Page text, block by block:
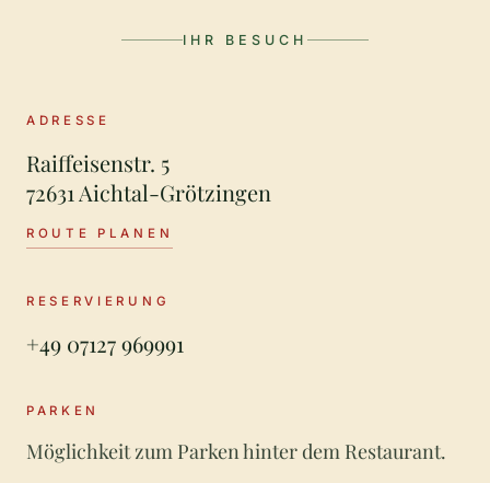
IHR BESUCH
ADRESSE
Raiffeisenstr. 5
72631 Aichtal-Grötzingen
ROUTE PLANEN
RESERVIERUNG
+49 07127 969991
PARKEN
Möglichkeit zum Parken hinter dem Restaurant.